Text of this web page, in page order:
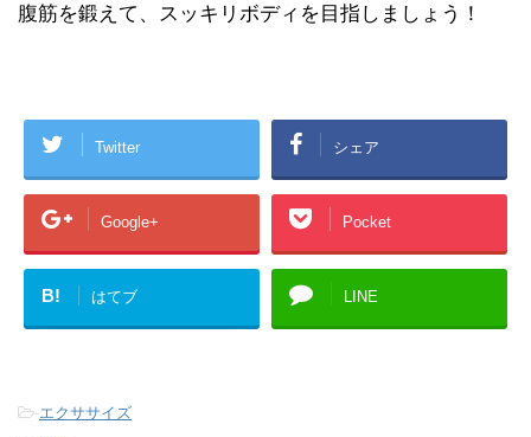
腹筋を鍛えて、スッキリボディを目指しましょう！
Twitter シェア
Google+ Pocket
B! はてブ LINE
-エクササイズ